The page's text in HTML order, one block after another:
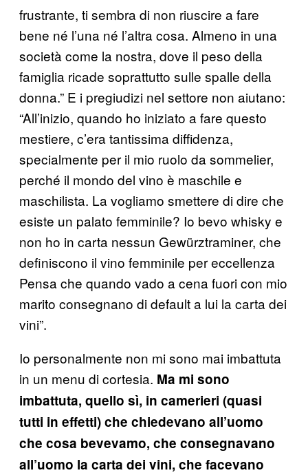
frustrante, ti sembra di non riuscire a fare
bene né l’una né l’altra cosa. Almeno in una
società come la nostra, dove il peso della
famiglia ricade soprattutto sulle spalle della
donna.” E i pregiudizi nel settore non aiutano:
“All’inizio, quando ho iniziato a fare questo
mestiere, c’era tantissima diffidenza,
specialmente per il mio ruolo da sommelier,
perché il mondo del vino è maschile e
maschilista. La vogliamo smettere di dire che
esiste un palato femminile? Io bevo whisky e
non ho in carta nessun Gewürztraminer, che
definiscono il vino femminile per eccellenza
Pensa che quando vado a cena fuori con mio
marito consegnano di default a lui la carta dei
vini”.
Io personalmente non mi sono mai imbattuta
in un menu di cortesia. Ma mi sono
imbattuta, quello sì, in camerieri (quasi
tutti in effetti) che chiedevano all’uomo
che cosa bevevamo, che consegnavano
all’uomo la carta dei vini, che facevano